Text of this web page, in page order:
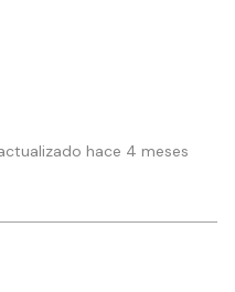
hace 4 meses